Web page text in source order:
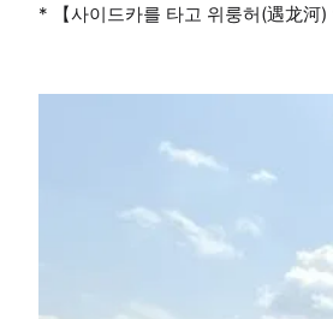
* 【사이드카를 타고 위룽허(遇龙河